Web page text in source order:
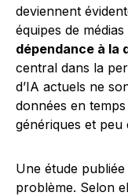
deviennent
équipes de
dépendance à la
central dans la
d’IA actuels ne
données en
génériques et peu
Une étude
problème. Selon